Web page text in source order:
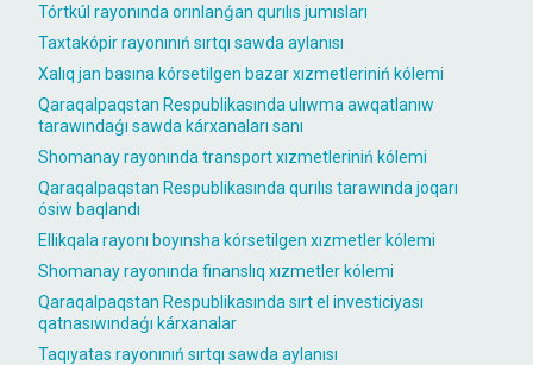
Tórtkúl rayonında orınlanǵan qurılıs jumısları
Taxtakópir rayonınıń sırtqı sawda aylanısı
Xalıq jan basına kórsetilgen bazar xızmetleriniń kólemi
Qaraqalpaqstan Respublikasında ulıwma awqatlanıw
tarawındaǵı sawda kárxanaları sanı
Shomanay rayonında transport xızmetleriniń kólemi
Qaraqalpaqstan Respublikasında qurılıs tarawında joqarı
ósiw baqlandı
Ellikqala rayonı boyınsha kórsetilgen xızmetler kólemi
Shomanay rayonında finanslıq xızmetler kólemi
Qaraqalpaqstan Respublikasında sırt el investiciyası
qatnasıwındaǵı kárxanalar
Taqıyatas rayonınıń sırtqı sawda aylanısı